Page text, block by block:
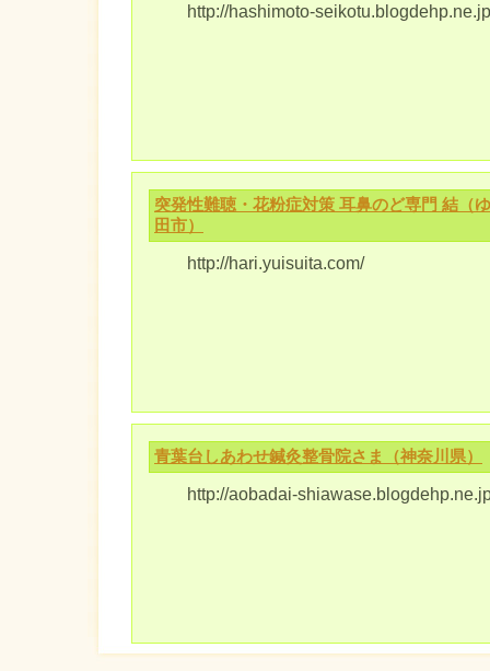
http://hashimoto-
突発性難聴・花粉症対策 耳鼻のど専門 結（
田市）
http://hari.yuisuita.com/
青葉台しあわせ鍼灸整骨院さま（神奈川県）
http://aobadai-